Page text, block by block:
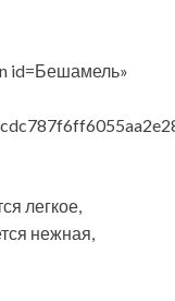
Бешамель»
легкое,
нежная,